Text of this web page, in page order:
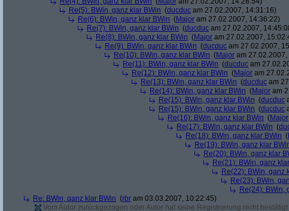
Re(5): BWin, ganz klar BWin (ducduc am 27.02.2007, 14:31:16)
Re(6): BWin, ganz klar BWin (Major am 27.02.2007, 14:36:22)
Re(7): BWin, ganz klar BWin (ducduc am 27.02.2007,
Re(8): BWin, ganz klar BWin (Major am 27.02.2007,
Re(9): BWin, ganz klar BWin (ducduc am 27.02.2007,
Re(10): BWin, ganz klar BWin (Major am 27.02.2007,
Re(11): BWin, ganz klar BWin (ducduc am
Re(12): BWin, ganz klar BWin (Major am
Re(13): BWin, ganz klar BWin (ducduc am
Re(14): BWin, ganz klar BWin (Major am
Re(15): BWin, ganz klar BWin (ducduc
Re(15): BWin, ganz klar BWin (ducduc
Re(16): BWin, ganz klar BWin (Major
Re(17): BWin, ganz klar BWin (
Re(18): BWin, ganz klar BWin (
Re(19): BWin, ganz klar
Re(20): BWin, ganz klar
Re(21): BWin, ganz
Re(22): BWin, ganz
Re(23): BWin,
Re(24): BWin,
Re: BWin, ganz klar BWin (rbr am 03.03.2007, 10:22:45)
Vom Autor zurückgezogen oder Autor hat seine Registrierung nicht bestätigt